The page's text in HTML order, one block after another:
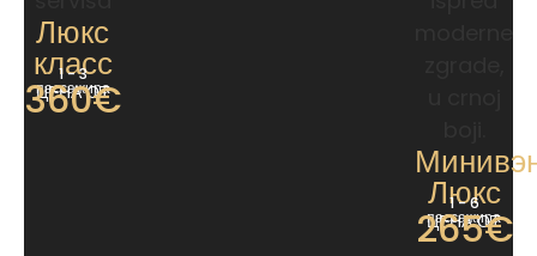
Люкс
класс
1 - 3
пассажира
ЦЕНА ОТ
360€
Люкс
1 - 6
пассажира
ЦЕНА ОТ
265€